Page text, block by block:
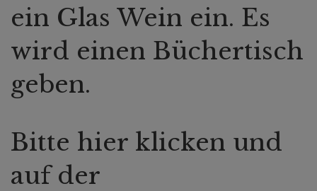
ein Glas Wein ein. Es
wird einen Büchertisch
geben.
Bitte hier klicken und
auf der